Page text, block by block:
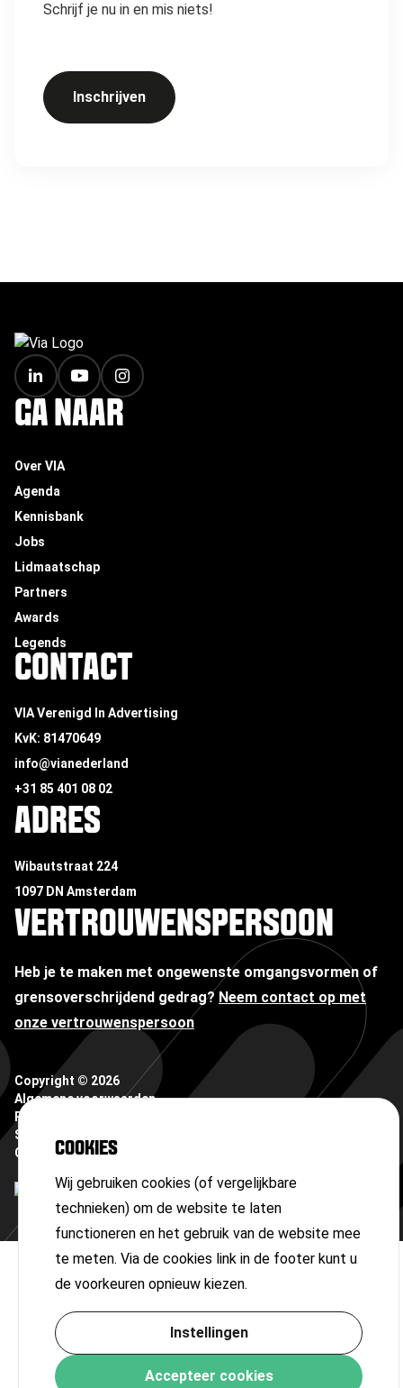
COOKIES
Wij gebruiken cookies (of vergelijkbare
technieken) om de website te laten
functioneren en het gebruik van de website mee
te meten. Via de cookies link in de footer kunt u
de voorkeuren opnieuw kiezen.
Instellingen
Accepteer cookies
Schrijf je nu in en mis niets!
Inschrijven
FOOTER
GA NAAR
Over VIA
Agenda
Kennisbank
Jobs
Lidmaatschap
Partners
Awards
Legends
CONTACT
VIA Verenigd In Advertising
KvK: 81470649
info@vianederland
+31 85 401 08 02
ADRES
Wibautstraat 224
1097 DN Amsterdam
VERTROUWENSPERSOON
Heb je te maken met ongewenste omgangsvormen of
grensoverschrijdend gedrag? Neem contact op met
onze vertrouwenspersoon
Copyright © 2026
Algemene voorwaarden
Privacyverklaring
Sitemap
Cookies